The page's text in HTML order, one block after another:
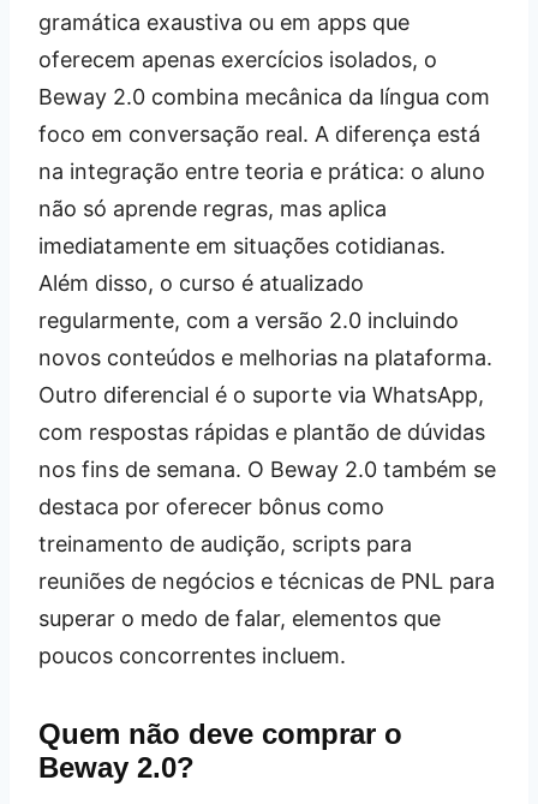
gramática exaustiva ou em apps que
oferecem apenas exercícios isolados, o
Beway 2.0 combina mecânica da língua com
foco em conversação real. A diferença está
na integração entre teoria e prática: o aluno
não só aprende regras, mas aplica
imediatamente em situações cotidianas.
Além disso, o curso é atualizado
regularmente, com a versão 2.0 incluindo
novos conteúdos e melhorias na plataforma.
Outro diferencial é o suporte via WhatsApp,
com respostas rápidas e plantão de dúvidas
nos fins de semana. O Beway 2.0 também se
destaca por oferecer bônus como
treinamento de audição, scripts para
reuniões de negócios e técnicas de PNL para
superar o medo de falar, elementos que
poucos concorrentes incluem.
Quem não deve comprar o
Beway 2.0?